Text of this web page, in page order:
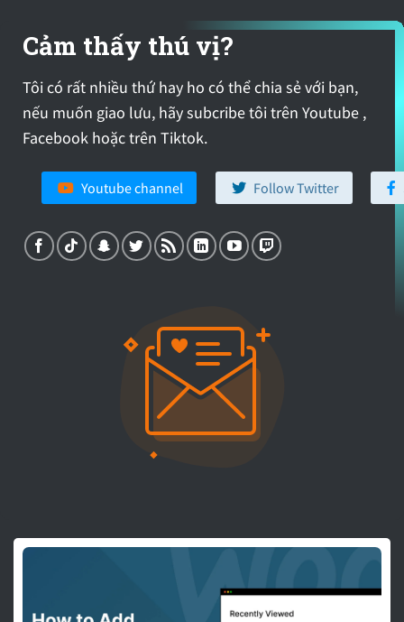
Cảm thấy thú vị?
Tôi có rất nhiều thứ hay ho có thể chia sẻ với bạn,
nếu muốn giao lưu, hãy subcribe tôi trên Youtube ,
Facebook hoặc trên Tiktok.
Youtube channel Follow Twitter